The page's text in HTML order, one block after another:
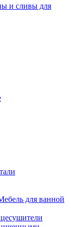
и сливы для
для ванной